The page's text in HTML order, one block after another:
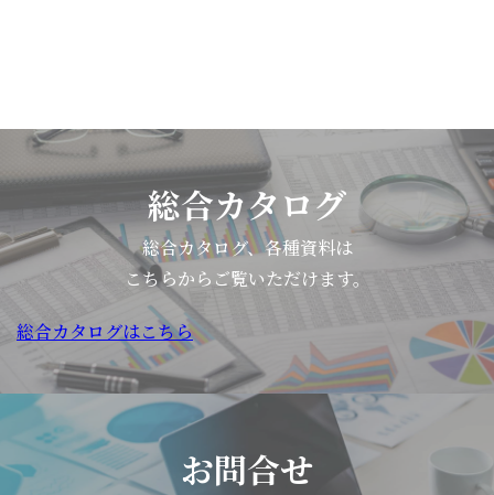
総合カタログ
総合カタログ、各種資料は
こちらからご覧いただけます。
総合カタログはこちら
お問合せ